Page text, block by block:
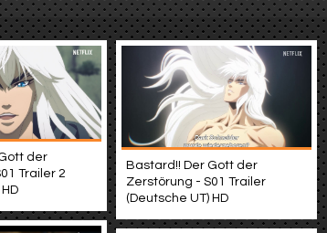
der
Trailer 2
Bastard!! Der Gott der
Zerstörung - S01 Trailer
(Deutsche UT) HD